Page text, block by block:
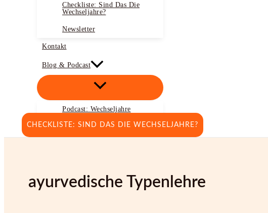
Checkliste: Sind Das Die
Wechseljahre?
Newsletter
Kontakt
Blog & Podcast
Podcast: Wechseljahre
CHECKLISTE: SIND DAS DIE WECHSELJAHRE?
ayurvedische Typenlehre